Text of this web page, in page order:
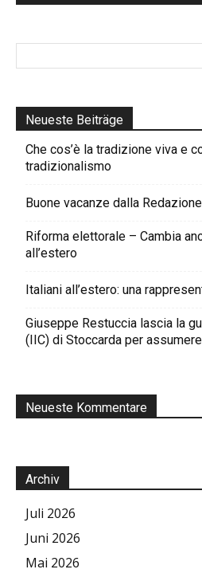
Neueste Beiträge
Che cos’è la tradizione viva e
tradizionalismo
Buone vacanze dalla
Riforma elettorale – Cambia
all’estero
Italiani all’estero: una
Giuseppe Restuccia lascia la
(IIC) di Stoccarda per
Neueste Kommentare
Archiv
Juli 2026
Juni 2026
Mai 2026